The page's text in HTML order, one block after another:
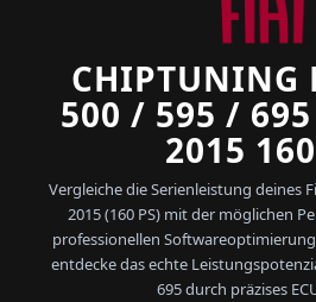
CHIPTUNING
500 / 595 /
2015
Vergleiche die Serienleistung deines
2015 (160 PS) mit der möglichen
professionellen
entdecke das echte
695 durch präzises